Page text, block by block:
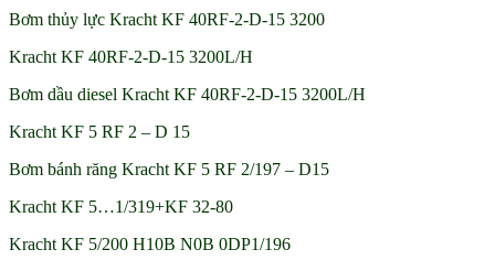
Bơm thủy lực Kracht KF 40RF-2-D-15 3200
Kracht KF 40RF-2-D-15 3200L/H
Bơm dầu diesel Kracht KF 40RF-2-D-15 3200L/H
Kracht KF 5 RF 2 – D 15
Bơm bánh răng Kracht KF 5 RF 2/197 – D15
Kracht KF 5…1/319+KF 32-80
Kracht KF 5/200 H10B N0B 0DP1/196